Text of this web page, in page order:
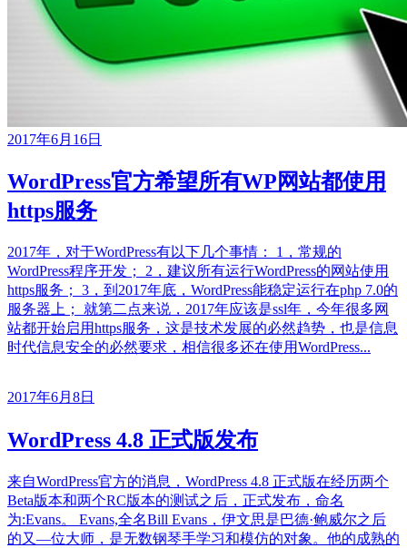
2017年6月16日
WordPress官方希望所有WP网站都使用
https服务
2017年，对于WordPress有以下几个事情： 1，常规的
WordPress程序开发； 2，建议所有运行WordPress的网站使用
https服务； 3，到2017年底，WordPress能稳定运行在php 7.0的
服务器上； 就第二点来说，2017年应该是ssl年，今年很多网
站都开始启用https服务，这是技术发展的必然趋势，也是信息
时代信息安全的必然要求，相信很多还在使用WordPress...
2017年6月8日
WordPress 4.8 正式版发布
来自WordPress官方的消息，WordPress 4.8 正式版在经历两个
Beta版本和两个RC版本的测试之后，正式发布，命名
为:Evans。 Evans,全名Bill Evans，伊文思是巴德·鲍威尔之后
的又—位大师，是无数钢琴手学习和模仿的对象。他的成熟的